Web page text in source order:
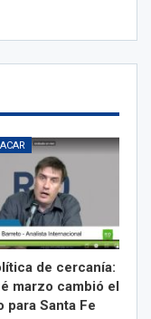
de cercanía:
marzo cambió el
para Santa Fe